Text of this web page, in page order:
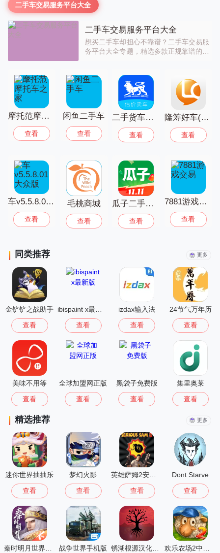
二手车交易服务平台大全
二手车交易服务平台大全
想买二手车却担心不靠谱？二手车交易服
务平台大全专题，精选多款正规靠谱的二
帮你轻松挑选到心仪的二手车，省心又放
心，开启便捷购车之旅。有需求的话就来
摩托范摩托车之家
查看
闲鱼二手车
查看
二手货车卖车网
查看
隆筹好车(二手汽车交易平台)
查看
车v5.5.8.01大众版
查看
毛桃商城
查看
瓜子二手车交易平台
查看
7881游戏交易
查看
同类推荐 更多
金铲铲之战助手
查看
ibispaint x最新版
查看
izdax输入法
查看
24节气万年历
查看
美味不用等
查看
全球加盟网正版
查看
黑袋子免费版
查看
集里奥莱
查看
精选推荐 更多
迷你世界抽抽乐
查看
梦幻火影
查看 查看
Dont Starve
查看
秦时明月世界测试服 战争世界手机版 锈湖根源汉化版 3.1.5 欢乐农场2中文版